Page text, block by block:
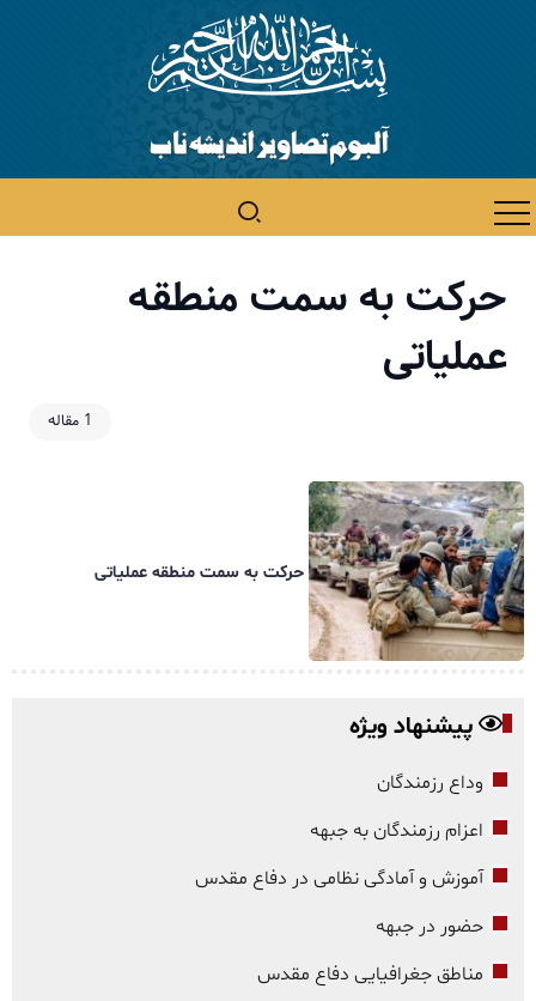
حرکت به سمت منطقه
عملیاتی
1 مقاله
حرکت به سمت منطقه عملیاتی
پیشنهاد ویژه
وداع رزمندگان
اعزام رزمندگان به جبهه
آموزش و آمادگی نظامی در دفاع مقدس
حضور در جبهه
مناطق جغرافیایی دفاع مقدس